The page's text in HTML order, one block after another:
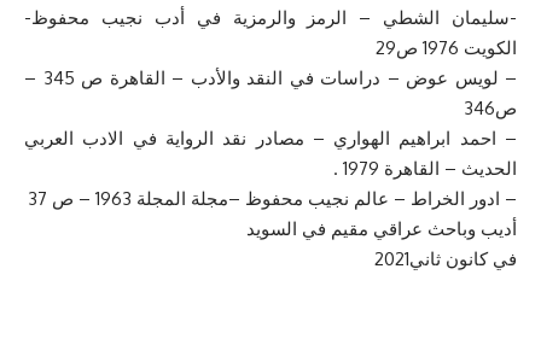
-سليمان الشطي – الرمز والرمزية في أدب نجيب محفوظ-
الكويت 1976 ص29
– لويس عوض – دراسات في النقد والأدب – القاهرة ص 345 –
ص346
– احمد ابراهيم الهواري – مصادر نقد الرواية في الادب العربي
الحديث – القاهرة 1979 .
– ادور الخراط – عالم نجيب محفوظ –مجلة المجلة 1963 – ص 37
أديب وباحث عراقي مقيم في السويد
في كانون ثاني2021